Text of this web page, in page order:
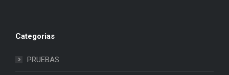
Categorias
PRUEBAS